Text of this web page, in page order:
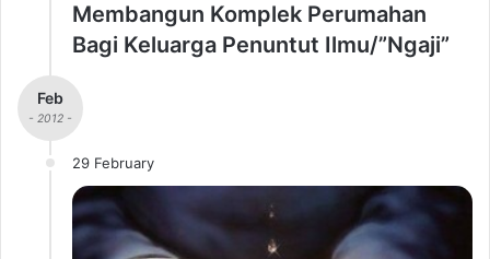
Membangun Komplek Perumahan
Bagi Keluarga Penuntut Ilmu/”Ngaji”
Feb
- 2012 -
29 February